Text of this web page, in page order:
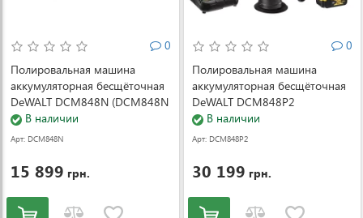
0
Полировальная машина
аккумуляторная бесщёточная
DeWALT DCM848N (DCM848N
)
В наличии
Арт: DCM848N
15 899 грн.
0
Полировальная машина
аккумуляторная бесщёточная
DeWALT DCM848P2
(DCM848P2)
В наличии
Арт: DCM848P2
30 199 грн.